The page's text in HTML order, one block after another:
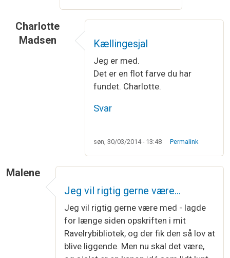
Charlotte
Madsen
Kællingesjal
Jeg er med.
Det er en flot farve du har
fundet. Charlotte.
Svar
søn, 30/03/2014 - 13:48 Permalink
Malene
Jeg vil rigtig gerne være…
Jeg vil rigtig gerne være med - lagde
for længe siden opskriften i mit
Ravelrybibliotek, og der fik den så lov at
blive liggende. Men nu skal det være,